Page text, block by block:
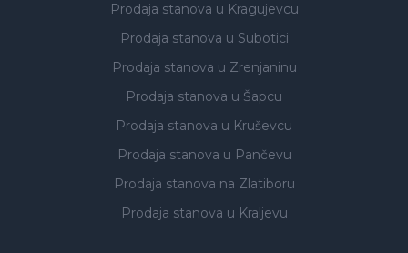
Prodaja stanova u Kragujevcu
Prodaja stanova u Subotici
Prodaja stanova u Zrenjaninu
Prodaja stanova u Šapcu
Prodaja stanova u Kruševcu
Prodaja stanova u Pančevu
Prodaja stanova na Zlatiboru
Prodaja stanova u Kraljevu